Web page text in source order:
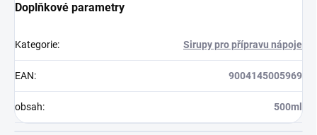
Doplňkové parametry
Kategorie: Sirupy pro přípravu nápoje
EAN: 9004145005969
obsah: 500ml